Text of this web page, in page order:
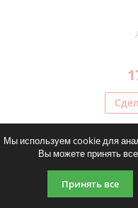
Оригинальный
Мы используем cookie для
Вы можете принять
Принять все